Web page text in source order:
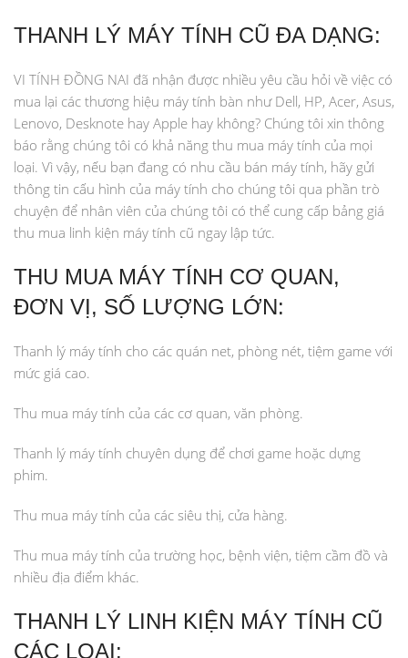
THANH LÝ MÁY TÍNH CŨ ĐA DẠNG:
VI TÍNH ĐỒNG NAI đã nhận được nhiều yêu cầu hỏi về việc có
mua lại các thương hiệu máy tính bàn như Dell, HP, Acer, Asus,
Lenovo, Desknote hay Apple hay không? Chúng tôi xin thông
báo rằng chúng tôi có khả năng thu mua máy tính của mọi
loại. Vì vậy, nếu bạn đang có nhu cầu bán máy tính, hãy gửi
thông tin cấu hình của máy tính cho chúng tôi qua phần trò
chuyện để nhân viên của chúng tôi có thể cung cấp bảng giá
thu mua linh kiện máy tính cũ ngay lập tức.
THU MUA MÁY TÍNH CƠ QUAN,
ĐƠN VỊ, SỐ LƯỢNG LỚN:
Thanh lý máy tính cho các quán net, phòng nét, tiệm game với
mức giá cao.
Thu mua máy tính của các cơ quan, văn phòng.
Thanh lý máy tính chuyên dụng để chơi game hoặc dựng
phim.
Thu mua máy tính của các siêu thị, cửa hàng.
Thu mua máy tính của trường học, bệnh viện, tiệm cầm đồ và
nhiều địa điểm khác.
THANH LÝ LINH KIỆN MÁY TÍNH CŨ
CÁC LOẠI: